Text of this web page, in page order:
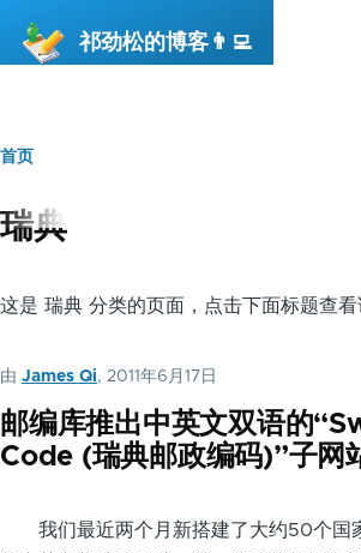
祁劲松的博客👨‍💻
面
包
屑
首页
瑞典
这是 瑞典 分类的页面，点击下面标题查看
由 James Qi, 2011年6月17日
邮编库推出中英文双语的
Code (瑞典邮政编码)”子网
我们最近两个月新搭建了大约50个国